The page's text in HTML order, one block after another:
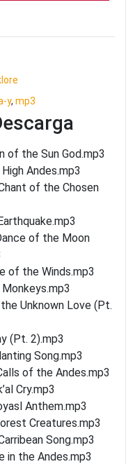
y, mp3
of the Sun God.mp3
Andes.mp3
of the Chosen
of the Moon
of the Winds.mp3
Unknown Love (Pt.
(Pt. 2).mp3
Song.mp3
of the Andes.mp3
Cry.mp3
Anthem.mp3
Creatures.mp3
Song.mp3
in the Andes.mp3